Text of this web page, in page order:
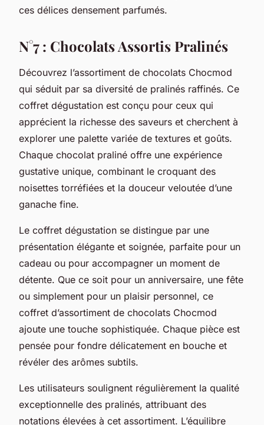
ces délices densement parfumés.
N°7 : Chocolats Assortis Pralinés
Découvrez l’assortiment de chocolats Chocmod
qui séduit par sa diversité de pralinés raffinés. Ce
coffret dégustation est conçu pour ceux qui
apprécient la richesse des saveurs et cherchent à
explorer une palette variée de textures et goûts.
Chaque chocolat praliné offre une expérience
gustative unique, combinant le croquant des
noisettes torréfiées et la douceur veloutée d’une
ganache fine.
Le coffret dégustation se distingue par une
présentation élégante et soignée, parfaite pour un
cadeau ou pour accompagner un moment de
détente. Que ce soit pour un anniversaire, une fête
ou simplement pour un plaisir personnel, ce
coffret d’assortiment de chocolats Chocmod
ajoute une touche sophistiquée. Chaque pièce est
pensée pour fondre délicatement en bouche et
révéler des arômes subtils.
Les utilisateurs soulignent régulièrement la qualité
exceptionnelle des pralinés, attribuant des
notations élevées à cet assortiment. L’équilibre